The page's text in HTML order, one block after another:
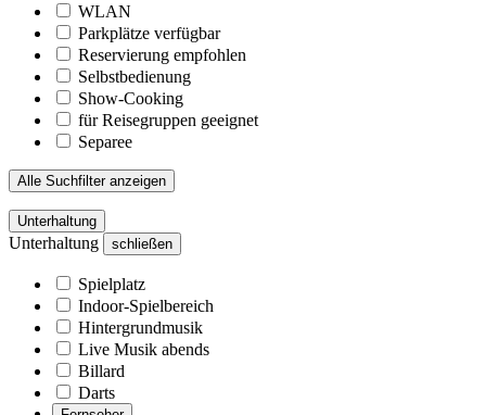
WLAN
Parkplätze verfügbar
Reservierung empfohlen
Selbstbedienung
Show-Cooking
für Reisegruppen geeignet
Separee
Alle Suchfilter anzeigen
Unterhaltung
Unterhaltung schließen
Spielplatz
Indoor-Spielbereich
Hintergrundmusik
Live Musik abends
Billard
Darts